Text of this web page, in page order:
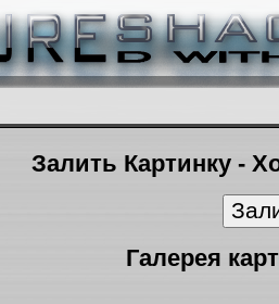
Залить Картинку -
Галерея